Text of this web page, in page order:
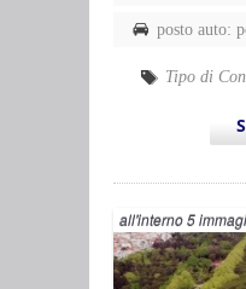
posto auto:
Tipo di
all'interno 5